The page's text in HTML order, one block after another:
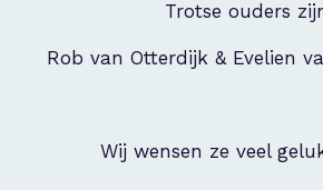
Trotse ouders
Rob van Otterdijk & Evelien
Wij wensen ze veel